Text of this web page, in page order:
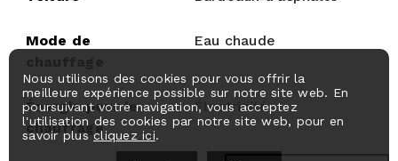
Mode de
Eau chaude
Énergie pour le
chauffage
Électricité
Nous utilisons des cookies pour vous offrir la
meilleure expérience possible sur notre site web. En
poursuivant votre navigation, vous acceptez
l'utilisation des cookies par notre site web, pour en
savoir plus cliquez ici.